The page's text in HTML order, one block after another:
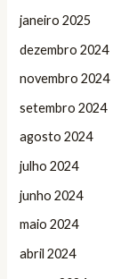
janeiro 2025
dezembro 2024
novembro 2024
setembro 2024
agosto 2024
julho 2024
junho 2024
maio 2024
abril 2024